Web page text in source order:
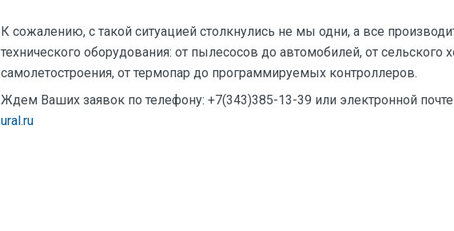
К сожалению, с такой ситуацией столкнулись не мы одни, а все
технического оборудования: от пылесосов до автомобилей, от сельского
самолетостроения, от термопар до программируемых контроллеров.
Ждем Ваших заявок по телефону: +7(343)385-13-39 или электронной почте
ural.ru